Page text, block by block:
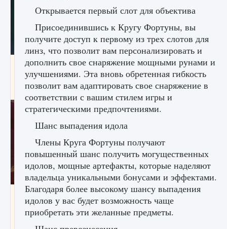
Как проверить статус сервера Delta Force
Hawk Ops
9 августа 2024 1 286 0 0
Как приручить существ джунглей Нари в
игре Creatures of Ava
9 августа 2024
Открывается первый слот для объектива
Присоединившись к Кругу Фортуны, вы
получите доступ к первому из трех слотов для
линз, что позволит вам персонализировать и
дополнить свое снаряжение мощными рунами и
улучшениями. Эта вновь обретенная гибкость
позволит вам адаптировать свое снаряжение в
соответствии с вашим стилем игры и
стратегическими предпочтениями.
Шанс выпадения идола
Члены Круга Фортуны получают
повышенный шанс получить могущественных
идолов, мощные артефакты, которые наделяют
владельца уникальными бонусами и эффектами.
Благодаря более высокому шансу выпадения
идолов у вас будет возможность чаще
приобретать эти желанные предметы.